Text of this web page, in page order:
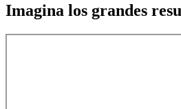
Imagina los grandes